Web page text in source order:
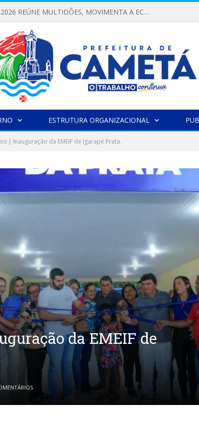
FESTIVAL DE VERÃO 2026 REÚNE MULTIDÕES, MOVIMENTA A ECONOMIA E FORTALECE A CULTURA LOCAL
ESTRUTURA ORGANIZACIONAL
| Inauguração da EMEIF de Igarapé Prata.
da EMEIF de